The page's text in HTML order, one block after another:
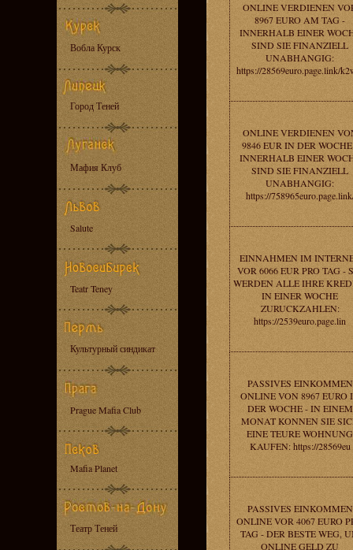
Вобла Курск
Город Теней
Мафия Клуб
Salute
Teatr Teney
Культурный синдикат
Prague Mafia Club
Mafia Planet
Театр Теней
ONLINE VERDIENEN
8967 EURO AM TAG -
INNERHALB EINER
SIND SIE FINANZIELL
UNABHANGIG:
https://28569euro.page.link/
ONLINE VERDIENEN
9846 EUR IN DER
INNERHALB EINER
SIND SIE FINANZIELL
UNABHANGIG:
https://
EINNAHMEN IM
VOR 6066 EUR PRO TAG -
WERDEN ALLE IHRE
IN EINER WOCHE
ZURUCKZAHLEN:
https://2539euro.page.lin
PASSIVES EINKOMMEN
ONLINE VON 8967 EURO
DER WOCHE - IN EINEM
MONAT KONNEN SIE
EINE TEURE WOHNUNG
KAUFEN: https://28569eu
PASSIVES EINKOMMEN
ONLINE VOR 4067 EURO
TAG - DER BESTE WEG,
ONLINE GELD ZU